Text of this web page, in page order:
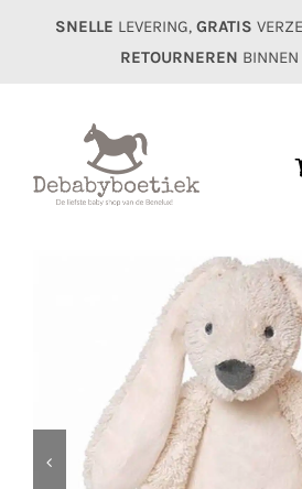
SNELLE LEVERING, GRATIS
RETOURNEREN BINNEN